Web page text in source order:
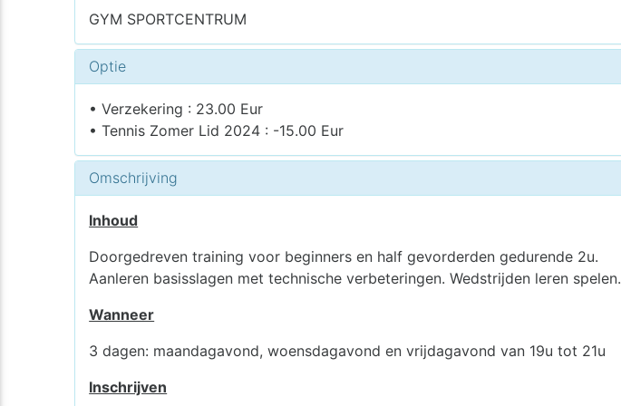
GYM SPORTCENTRUM
Optie
• Verzekering : 23.00 Eur
• Tennis Zomer Lid 2024 : -15.00 Eur
Omschrijving
Inhoud
Doorgedreven training voor beginners en half gevorderden gedurende 2u.
Aanleren basisslagen met technische verbeteringen. Wedstrijden leren spelen.
Wanneer
3 dagen: maandagavond, woensdagavond en vrijdagavond van 19u tot 21u
Inschrijven